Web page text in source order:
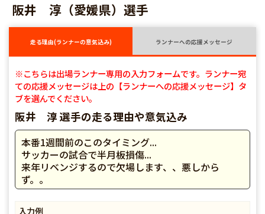
阪井 淳（愛媛県）選手
走る理由(ランナーの意気込み) ランナーへの応援メッセージ
※こちらは出場ランナー専用の入力フォームです。ランナー宛
ての応援メッセージは上の【ランナーへの応援メッセージ】タ
ブを選んでください。
阪井 淳 選手の走る理由や意気込み
本番1週間前のこのタイミング...
サッカーの試合で半月板損傷...
来年リベンジするので欠場します、、悪しから
ず。。
入力例